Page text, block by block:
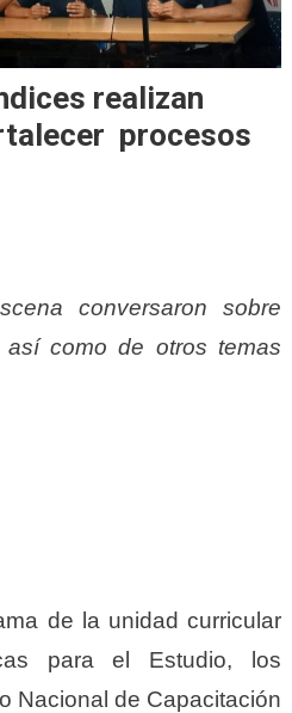
realizan
procesos
conversaron sobre
así como de otros temas
de la unidad curricular
para el Estudio, los
Nacional de Capacitación